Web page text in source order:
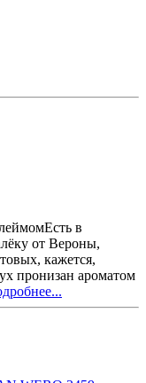
в
от Вероны,
кажется,
пронизан ароматом